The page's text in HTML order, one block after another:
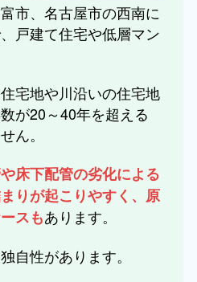
市、名古屋市の西南に
戸建て住宅や低層マン
宅地や川沿いの住宅地
が20～40年を超える
ん。
床下配管の劣化による
りが起こりやすく、原
スもあります。
自性があります。